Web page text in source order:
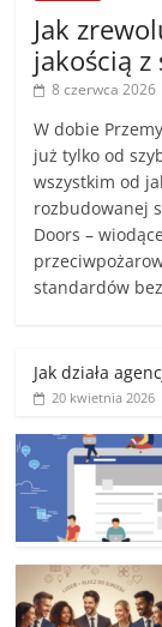
Jak
jakością
8 czerwca 2026
W dobie
już tylko od
wszystkim od
rozbudowanej
Doors –
standardów
Jak działa
20 kwietnia 2026